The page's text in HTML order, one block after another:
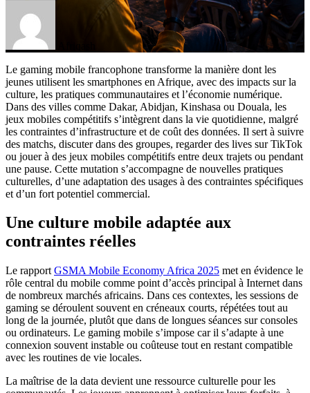
Le gaming mobile francophone transforme la manière dont les
jeunes utilisent les smartphones en Afrique, avec des impacts sur la
culture, les pratiques communautaires et l’économie numérique.
Dans des villes comme Dakar, Abidjan, Kinshasa ou Douala, les
jeux mobiles compétitifs s’intègrent dans la vie quotidienne, malgré
les contraintes d’infrastructure et de coût des données. Il sert à suivre
des matchs, discuter dans des groupes, regarder des lives sur TikTok
ou jouer à des jeux mobiles compétitifs entre deux trajets ou pendant
une pause. Cette mutation s’accompagne de nouvelles pratiques
culturelles, d’une adaptation des usages à des contraintes spécifiques
et d’un fort potentiel commercial.
Une culture mobile adaptée aux
contraintes réelles
Le rapport GSMA Mobile Economy Africa 2025 met en évidence le
rôle central du mobile comme point d’accès principal à Internet dans
de nombreux marchés africains. Dans ces contextes, les sessions de
gaming se déroulent souvent en créneaux courts, répétées tout au
long de la journée, plutôt que dans de longues séances sur consoles
ou ordinateurs. Le gaming mobile s’impose car il s’adapte à une
connexion souvent instable ou coûteuse tout en restant compatible
avec les routines de vie locales.
La maîtrise de la data devient une ressource culturelle pour les